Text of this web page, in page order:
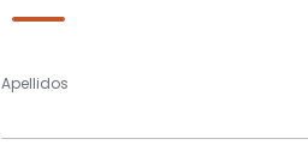
Apellidos